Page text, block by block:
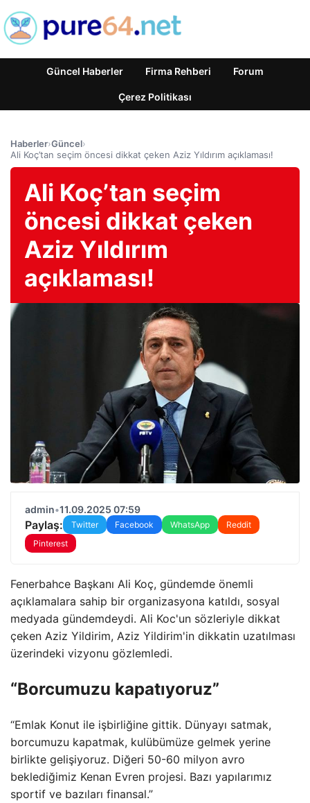
Güncel Haberler Firma Rehberi Forum
Çerez Politikası
Haberler›Güncel›
Ali Koç’tan seçim öncesi dikkat çeken Aziz Yıldırım açıklaması!
Ali Koç’tan seçim
öncesi dikkat çeken
Aziz Yıldırım
açıklaması!
admin•11.09.2025 07:59
Paylaş: Twitter Facebook WhatsApp
Reddit
Pinterest
Fenerbahce Başkanı Ali Koç, gündemde önemli
açıklamalara sahip bir organizasyona katıldı, sosyal
medyada gündemdeydi. Ali Koc'un sözleriyle dikkat
çeken Aziz Yildirim, Aziz Yildirim'in dikkatin uzatılması
üzerindeki vizyonu gözlemledi.
“Borcumuzu kapatıyoruz”
“Emlak Konut ile işbirliğine gittik. Dünyayı satmak,
borcumuzu kapatmak, kulübümüze gelmek yerine
birlikte gelişiyoruz. Diğeri 50-60 milyon avro
beklediğimiz Kenan Evren projesi. Bazı yapılarımız
sportif ve bazıları finansal.”